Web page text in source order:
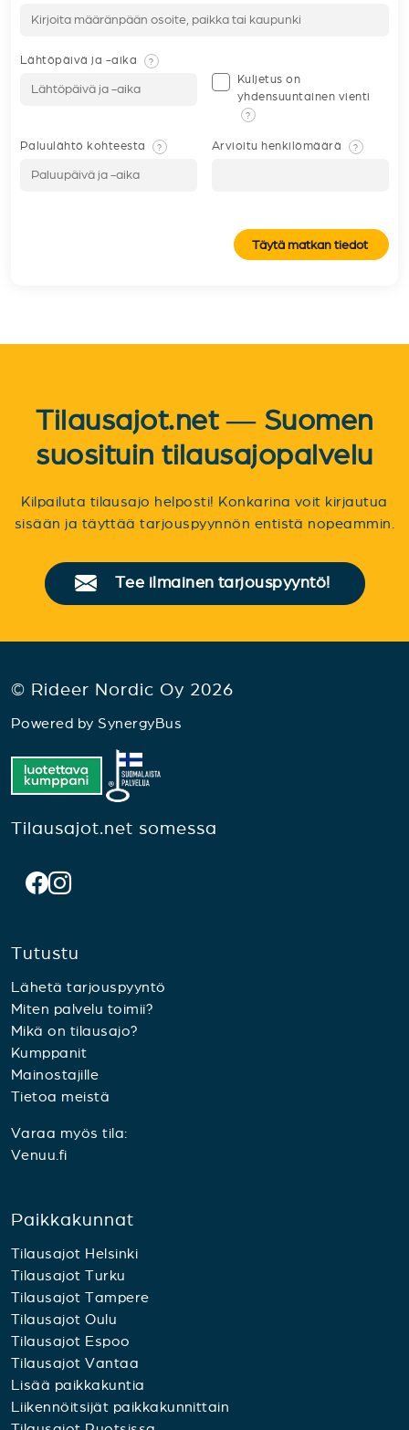
Lähtöpäivä ja -aika ?
Kuljetus on
yhdensuuntainen vienti
?
Paluulähtö kohteesta ? Arvioitu henkilömäärä ?
Täytä matkan tiedot
Tilausajot.net — Suomen
suosituin tilausajopalvelu
Kilpailuta tilausajo helposti! Konkarina voit kirjautua
sisään ja täyttää tarjouspyynnön entistä nopeammin.
Tee ilmainen tarjouspyyntö!
© Rideer Nordic Oy 2026
Powered by SynergyBus
Tilausajot.net somessa
Tutustu
Lähetä tarjouspyyntö
Miten palvelu toimii?
Mikä on tilausajo?
Kumppanit
Mainostajille
Tietoa meistä
Varaa myös tila:
Venuu.fi
Paikkakunnat
Tilausajot Helsinki
Tilausajot Turku
Tilausajot Tampere
Tilausajot Oulu
Tilausajot Espoo
Tilausajot Vantaa
Lisää paikkakuntia
Liikennöitsijät paikkakunnittain